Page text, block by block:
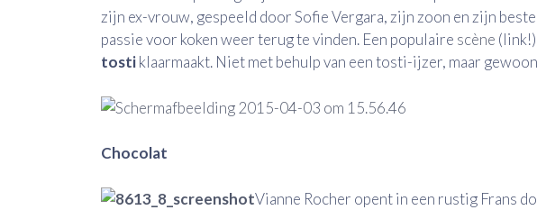
zijn ex-vrouw, gespeeld door Sofie Vergara, zijn zoon en zijn
passie voor koken weer terug te vinden. Een populaire scène
tostiklaarmaakt. Niet met behulp van een tosti-ijzer, maar
Chocolat
Vianne Rocher opent in een rustig Frans